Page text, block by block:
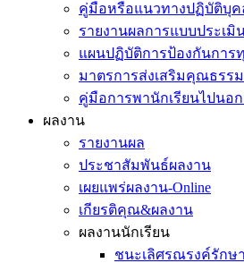
คู่มือหรือแนวทางปฏิบัติบุค
รายงานผลการแบบประเมิ
แผนปฏิบัติการป้องกันการ
มาตรการส่งเสริมคุณธรร
คู่มือการพานักเรียนไปนอ
ผลงาน
รายงานผล
ประชาสัมพันธ์ผลงาน
เผยแพร่ผลงาน-Online
เกียรติคุณ&ผลงาน
ผลงานนักเรียน
ชนะเลิศรณรงค์รักษ